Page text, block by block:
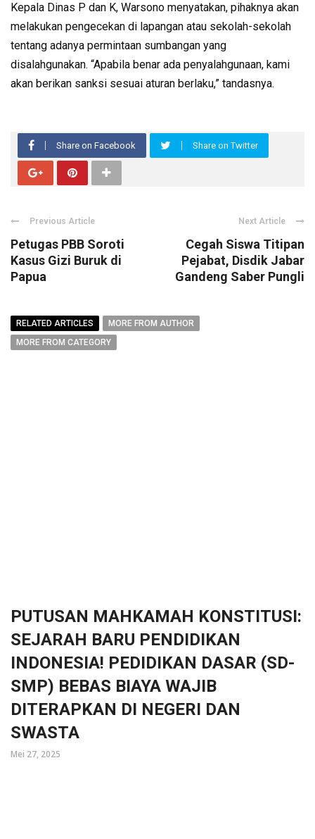
Kepala Dinas P dan K, Warsono menyatakan, pihaknya akan
melakukan pengecekan di lapangan atau sekolah-sekolah
tentang adanya permintaan sumbangan yang
disalahgunakan. “Apabila benar ada penyalahgunaan, kami
akan berikan sanksi sesuai aturan berlaku,” tandasnya.
Share on Facebook Share on Twitter
Previous Article
Petugas PBB Soroti
Kasus Gizi Buruk di
Papua
Next Article
Cegah Siswa Titipan
Pejabat, Disdik Jabar
Gandeng Saber Pungli
RELATED ARTICLES
MORE FROM AUTHOR
MORE FROM CATEGORY
PUTUSAN MAHKAMAH KONSTITUSI:
SEJARAH BARU PENDIDIKAN
INDONESIA! PEDIDIKAN DASAR (SD-
SMP) BEBAS BIAYA WAJIB
DITERAPKAN DI NEGERI DAN
SWASTA
Mei 27, 2025